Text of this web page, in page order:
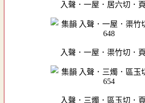
入聲．一屋．居六切．
入聲．一屋．渠竹切．
入聲．三燭．區玉切．